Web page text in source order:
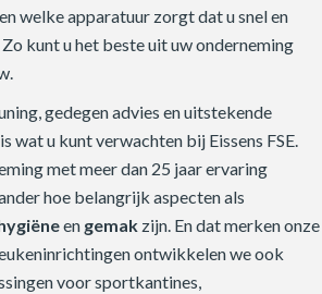
welke apparatuur zorgt dat u snel en
kunt u het beste uit uw onderneming
gedegen advies en uitstekende
wat u kunt verwachten bij Eissens FSE.
met meer dan 25 jaar ervaring
hoe belangrijk aspecten als
en gemak zijn. En dat merken onze
ontwikkelen we ook
voor sportkantines,